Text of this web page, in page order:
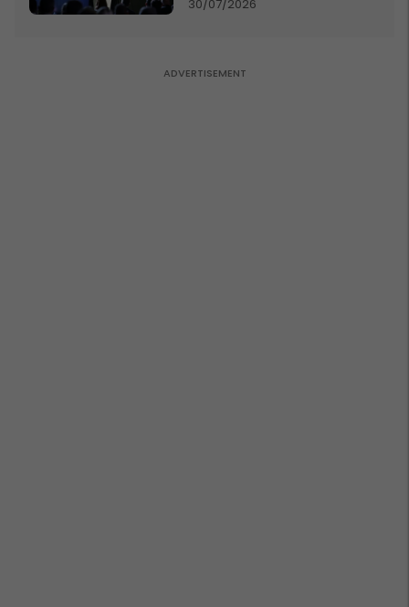
së
30/07/2026